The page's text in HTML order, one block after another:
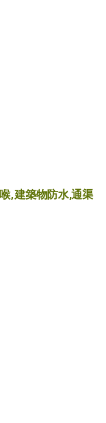
, 建築物防水,通渠